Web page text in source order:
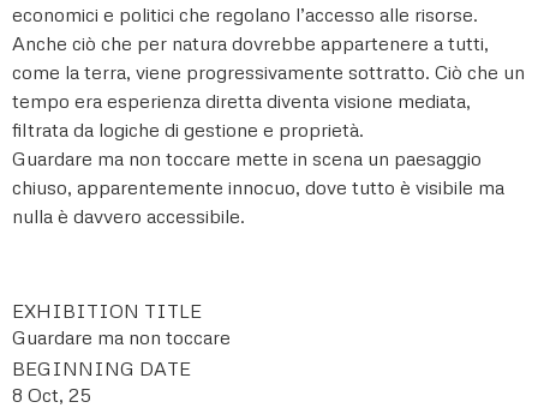
economici e politici che regolano l’accesso alle risorse.
Anche ciò che per natura dovrebbe appartenere a tutti,
come la terra, viene progressivamente sottratto. Ciò che un
tempo era esperienza diretta diventa visione mediata,
filtrata da logiche di gestione e proprietà.
Guardare ma non toccare mette in scena un paesaggio
chiuso, apparentemente innocuo, dove tutto è visibile ma
nulla è davvero accessibile.
EXHIBITION TITLE
Guardare ma non toccare
BEGINNING DATE
8 Oct, 25